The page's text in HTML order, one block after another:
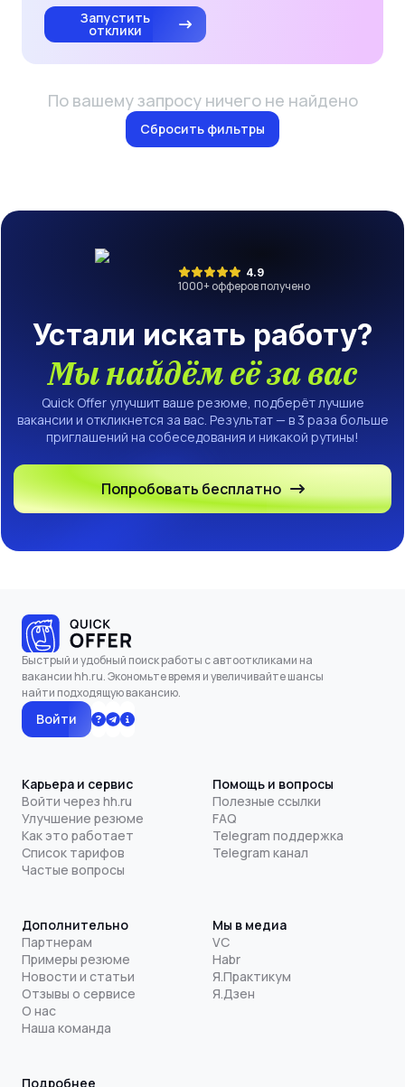
Запустить
отклики
По вашему запросу ничего не найдено
Сбросить фильтры
4.9
1000+ офферов получено
Устали искать работу?
Мы найдём её за вас
Quick Offer улучшит ваше резюме, подберёт лучшие
вакансии и откликнется за вас. Результат — в 3 раза больше
приглашений на собеседования и никакой рутины!
Попробовать бесплатно
Быстрый и удобный поиск работы с автооткликами на
вакансии hh.ru. Экономьте время и увеличивайте шансы
найти подходящую вакансию.
Войти
Карьера и сервис
Войти через hh.ru
Улучшение резюме
Как это работает
Список тарифов
Частые вопросы
Помощь и вопросы
Полезные ссылки
FAQ
Telegram поддержка
Telegram канал
Дополнительно
Партнерам
Примеры резюме
Новости и статьи
Отзывы о сервисе
О нас
Наша команда
Мы в медиа
VC
Habr
Я.Практикум
Я.Дзен
Подробнее